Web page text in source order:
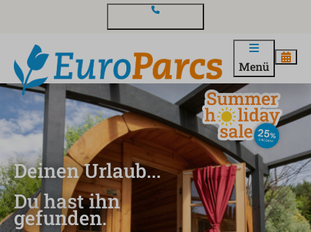
Menü
Deinen Urlaub...
Du hast ihn
gefunden.